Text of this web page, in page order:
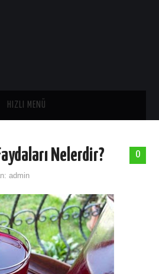
HIZLI MENÜ
0
Nelerdir?
admin